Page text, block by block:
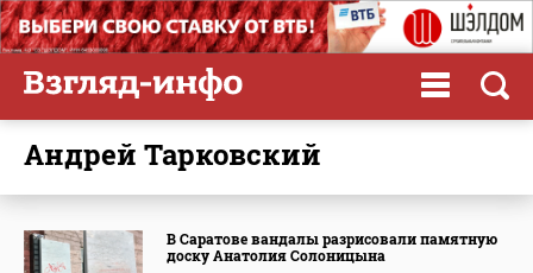
Андрей Тарковский
В Саратове вандалы разрисовали памятную
доску Анатолия Солоницына